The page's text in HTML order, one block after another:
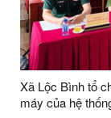
Xã Lộc Bình tổ
máy của hệ